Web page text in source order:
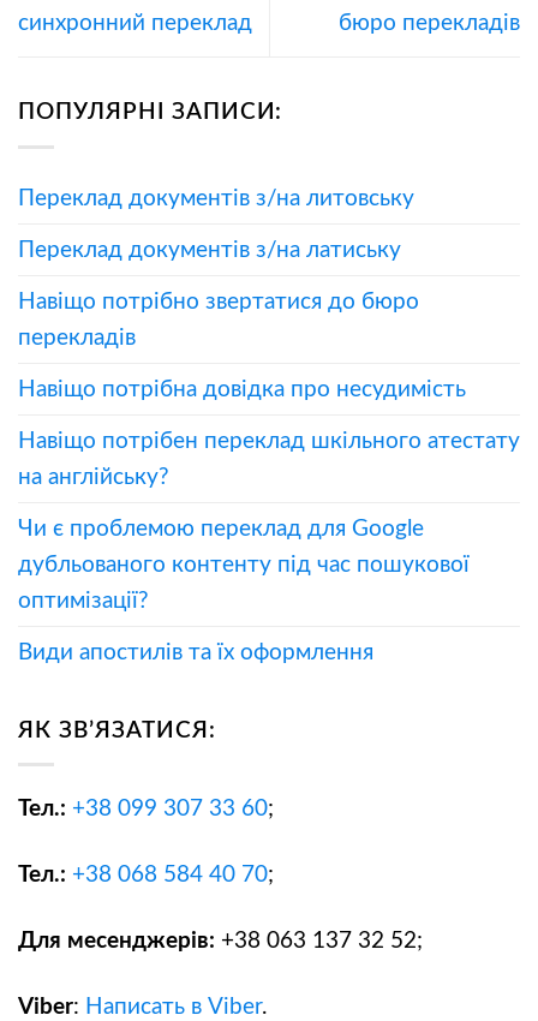
синхронний переклад
бюро перекладів
ПОПУЛЯРНІ ЗАПИСИ:
Переклад документів з/на литовську
Переклад документів з/на латиську
Навіщо потрібно звертатися до бюро
перекладів
Навіщо потрібна довідка про несудимість
Навіщо потрібен переклад шкільного атестату
на англійську?
Чи є проблемою переклад для Google
дубльованого контенту під час пошукової
оптимізації?
Види апостилів та їх оформлення
ЯК ЗВ’ЯЗАТИСЯ:
Тел.: +38 099 307 33 60;
Тел.: +38 068 584 40 70;
Для месенджерів: +38 063 137 32 52;
Viber: Написать в Viber.